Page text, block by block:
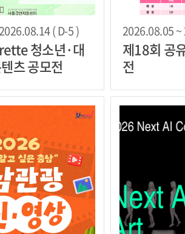
( D-5 )
청소년·대
츠 공모전
2026.08.05 ~
제18회 공
전